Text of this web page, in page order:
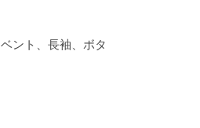
ント、長袖、ボタ